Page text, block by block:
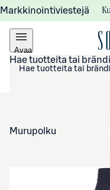
Markkinointiviestejä
Avaa
valikko
Hae tuotteita tai
Murupolku